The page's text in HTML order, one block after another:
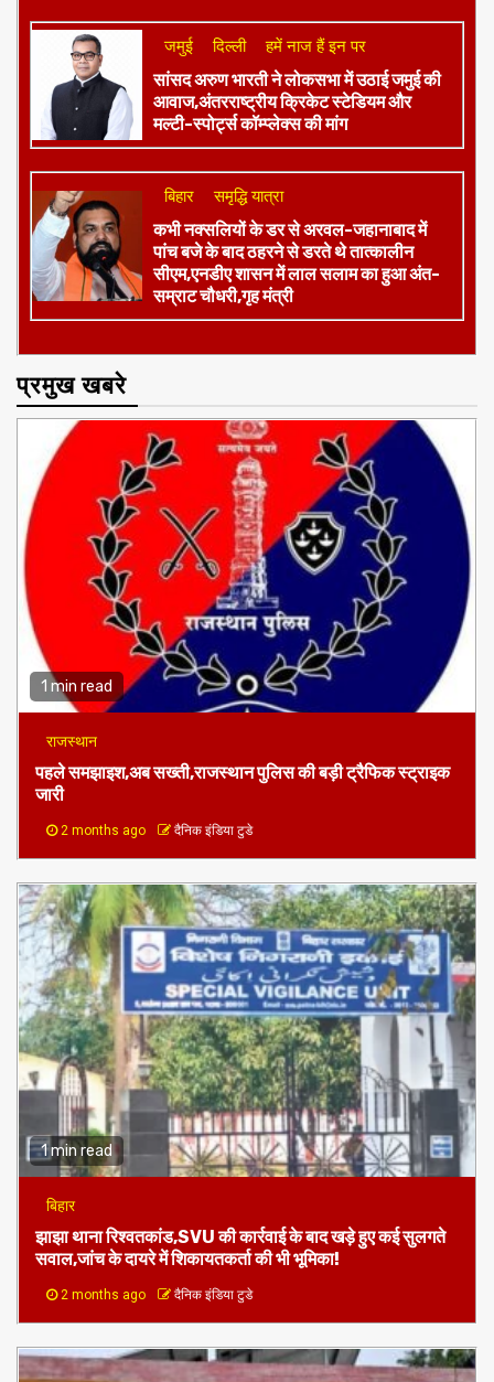
जमुई दिल्ली हमें नाज हैं इन पर
​सांसद अरुण भारती ने लोकसभा में उठाई जमुई की
आवाज,अंतरराष्ट्रीय क्रिकेट स्टेडियम और
मल्टी-स्पोर्ट्स कॉम्प्लेक्स की मांग
बिहार समृद्धि यात्रा
कभी नक्सलियों के डर से अरवल-जहानाबाद में
पांच बजे के बाद ठहरने से डरते थे तात्कालीन
सीएम,एनडीए शासन में लाल सलाम का हुआ अंत-
सम्राट चौधरी,गृह मंत्री
प्रमुख खबरे
1 min read
राजस्थान
पहले समझाइश,अब सख्ती,राजस्थान पुलिस की बड़ी ट्रैफिक स्ट्राइक
जारी
2 months ago दैनिक इंडिया टुडे
1 min read
बिहार
झाझा थाना रिश्वतकांड,SVU की कार्रवाई के बाद खड़े हुए कई सुलगते
सवाल,जांच के दायरे में शिकायतकर्ता की भी भूमिका!
2 months ago दैनिक इंडिया टुडे